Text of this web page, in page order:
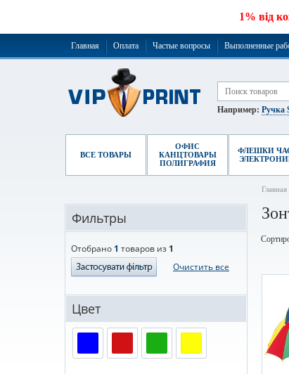
1% від
Главная Оплата Частые вопросы Выполненные
Например: Ручка
ВСЕ ТОВАРЫ
ОФИС
КАНЦТОВАРЫ
ПОЛИГРАФИЯ
ФЛЕШКИ
Главная
Фильтры
Отобрано 1 товаров из 1
Очистить все
Цвет